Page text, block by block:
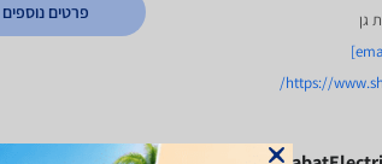
https://
פרטים נוספים